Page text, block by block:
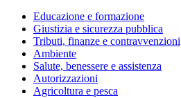
Educazione e formazione
Giustizia e sicurezza pubblica
Tributi, finanze e contravvenzioni
Ambiente
Salute, benessere e assistenza
Autorizzazioni
Agricoltura e pesca